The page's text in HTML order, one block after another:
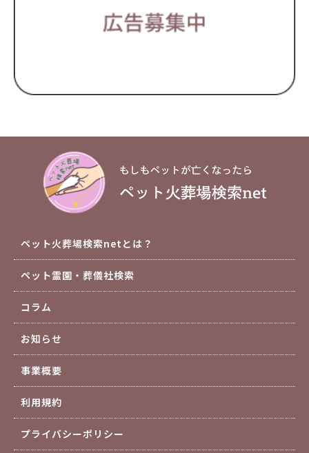
ペット火葬場検索netとは？
ペット霊園・葬儀社検索
コラム
お知らせ
事業概要
利用規約
プライバシーポリシー